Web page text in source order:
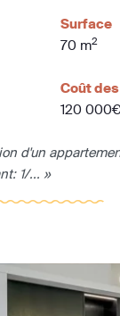
Surface
70 m2
Coût
120 000€
d'un
1/... »